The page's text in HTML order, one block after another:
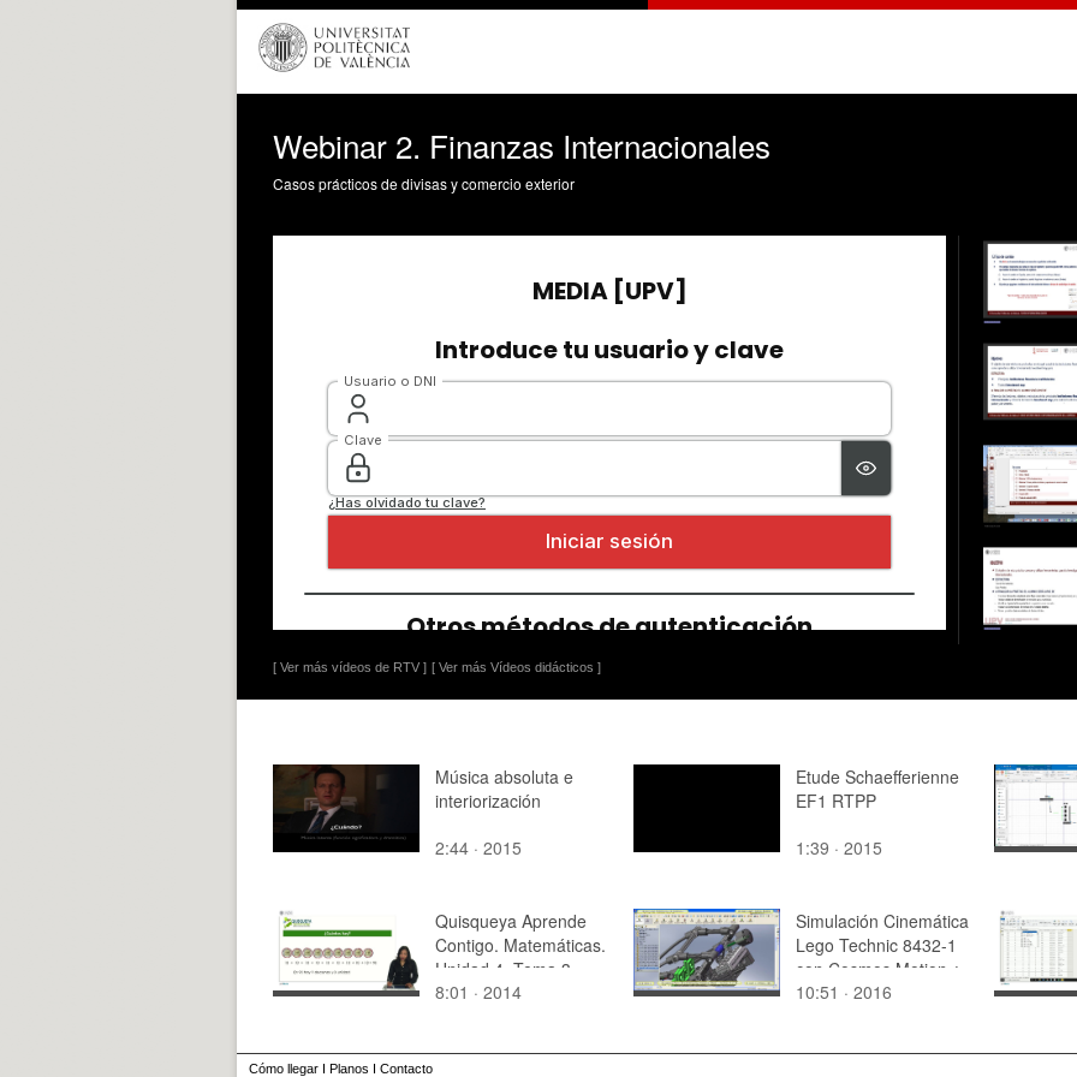
Webinar 2. Finanzas Internacionales
Casos prácticos de divisas y comercio exterior
[ Ver más vídeos de RTV ] [ Ver más Vídeos didácticos ]
Música absoluta e
interiorización
2:44 · 2015
Etude Schaefferienne
EF1 RTPP
1:39 · 2015
Quisqueya Aprende
Contigo. Matemáticas.
Unidad 4. Tema 3
8:01 · 2014
Simulación Cinemática
Lego Technic 8432-1
con Cosmos Motion ¿
09 de 24 - no audio
10:51 · 2016
Cómo llegar I Planos I Contacto